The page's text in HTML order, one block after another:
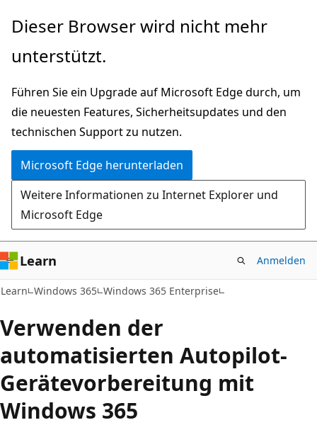
Zu
wechseln
Dieser Browser wird nicht mehr
unterstützt.
Führen Sie ein Upgrade auf Microsoft Edge durch, um
die neuesten Features, Sicherheitsupdates und den
technischen Support zu nutzen.
Microsoft Edge herunterladen
Weitere Informationen zu Internet Explorer und
Microsoft Edge
Learn Anmelden
Learn Windows 365 Windows 365 Enterprise
Verwenden der
automatisierten Autopilot-
Gerätevorbereitung mit
Windows 365